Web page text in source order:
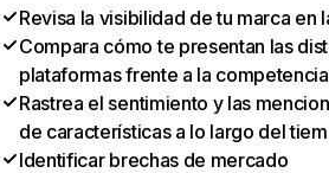
Revisa la visibilidad de tu marca en
Compara cómo te presentan las
plataformas frente a la competencia
Rastrea el sentimiento y las
de características a lo largo del
Identificar brechas de mercado